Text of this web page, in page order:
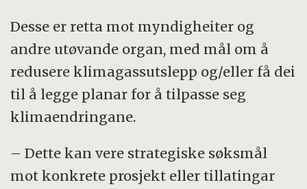
Desse er retta mot myndigheiter og
andre utøvande organ, med mål om å
redusere klimagassutslepp og/eller få dei
til å legge planar for å tilpasse seg
klimaendringane.
– Dette kan vere strategiske søksmål
mot konkrete prosjekt eller tillatingar